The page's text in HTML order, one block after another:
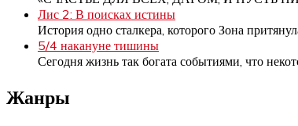
Лис 2: В поисках истины
История одно сталкера, которого Зона
5/4 накануне тишины
Сегодня жизнь так богата событиями, что
Жанры